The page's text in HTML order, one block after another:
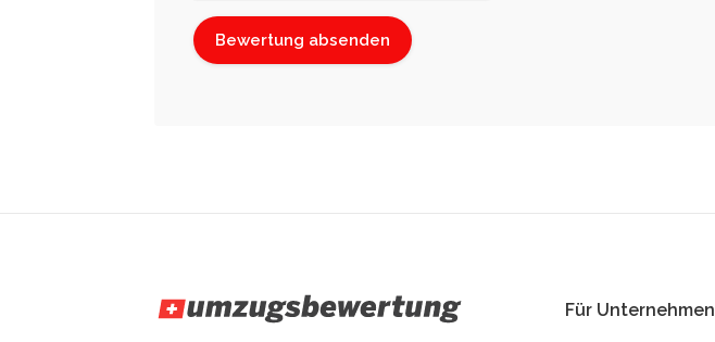
Für Unternehmen